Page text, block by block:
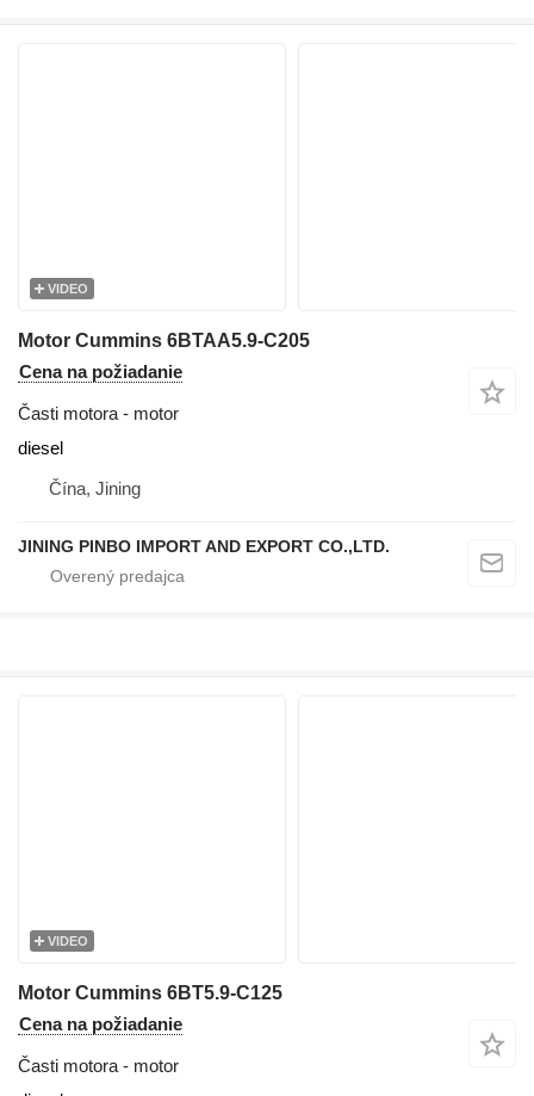
VIDEO
Motor Cummins 6BTAA5.9-C205
Cena na požiadanie
Časti motora - motor
diesel
Čína, Jining
JINING PINBO IMPORT AND EXPORT CO.,LTD.
VIDEO
Motor Cummins 6BT5.9-C125
Cena na požiadanie
Časti motora - motor